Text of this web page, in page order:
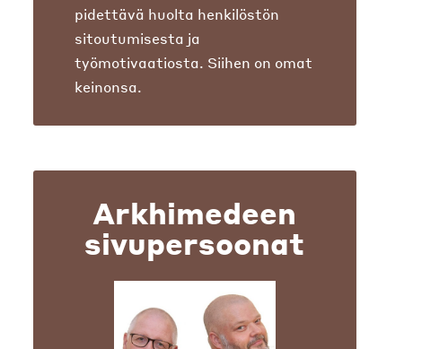
pidettävä huolta henkilöstön
sitoutumisesta ja
työmotivaatiosta. Siihen on omat
keinonsa.
Arkhimedeen
sivupersoonat